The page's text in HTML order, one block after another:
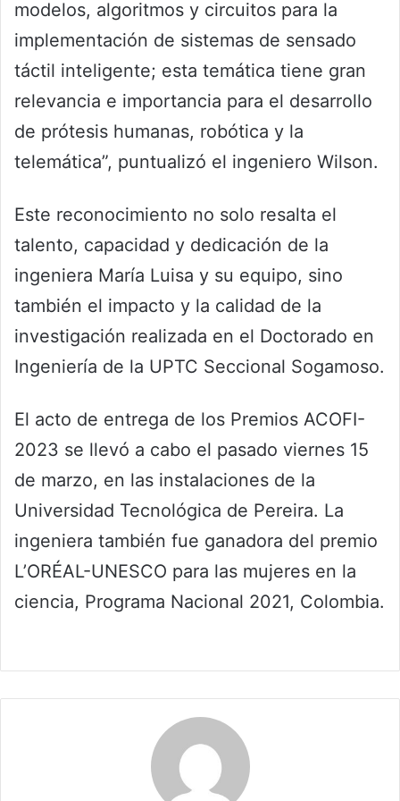
modelos, algoritmos y circuitos para la
implementación de sistemas de sensado
táctil inteligente; esta temática tiene gran
relevancia e importancia para el desarrollo
de prótesis humanas, robótica y la
telemática”, puntualizó el ingeniero Wilson.
Este reconocimiento no solo resalta el
talento, capacidad y dedicación de la
ingeniera María Luisa y su equipo, sino
también el impacto y la calidad de la
investigación realizada en el Doctorado en
Ingeniería de la UPTC Seccional Sogamoso.
El acto de entrega de los Premios ACOFI-
2023 se llevó a cabo el pasado viernes 15
de marzo, en las instalaciones de la
Universidad Tecnológica de Pereira. La
ingeniera también fue ganadora del premio
L’ORÉAL-UNESCO para las mujeres en la
ciencia, Programa Nacional 2021, Colombia.